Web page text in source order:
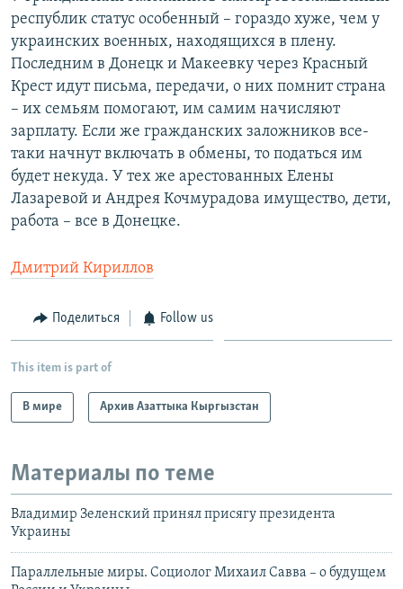
республик статус особенный – гораздо хуже, чем у
украинских военных, находящихся в плену.
Последним в Донецк и Макеевку через Красный
Крест идут письма, передачи, о них помнит страна
– их семьям помогают, им самим начисляют
зарплату. Если же гражданских заложников все-
таки начнут включать в обмены, то податься им
будет некуда. У тех же арестованных Елены
Лазаревой и Андрея Кочмурадова имущество, дети,
работа – все в Донецке.
Дмитрий Кириллов
Поделиться Follow us
This item is part of
В мире Архив Азаттыка Кыргызстан
Материалы по теме
Владимир Зеленский принял присягу президента
Украины
Параллельные миры. Социолог Михаил Савва – о будущем